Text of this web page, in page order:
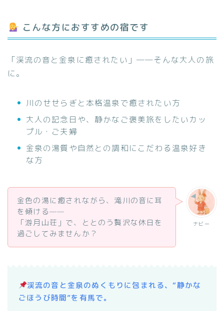
こんな方におすすめの宿です
「渓流の音と金泉に癒されたい」──そんな大人の旅
に。
川のせせらぎと本格温泉で癒されたい方
大人の記念日や、静かなご褒美旅をしたいカッ
プル・ご夫婦
金泉の湯質や自然との調和にこだわる温泉好き
な方
ナビー
金色の湯に癒されながら、滝川の音に耳
を傾ける——
「游月山荘」で、ととのう贅沢な休日を
過ごしてみませんか？
渓流の音と金泉のぬくもりに包まれる、“静かな
ごほうび時間”を有馬で。